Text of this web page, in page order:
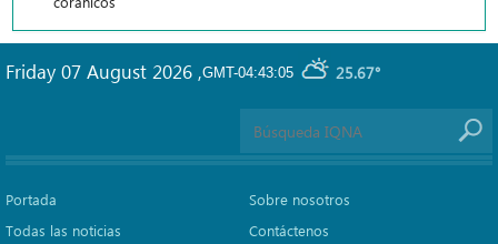
GMT-04:43:05 25.67°
Friday 07 August 2026 ,
Portada
Todas las noticias
Sobre nosotros
Contáctenos